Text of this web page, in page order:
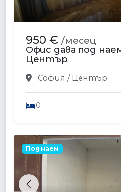
950 € /месец
Офис дава под
Център
София / Център
0
Previous
Под наем